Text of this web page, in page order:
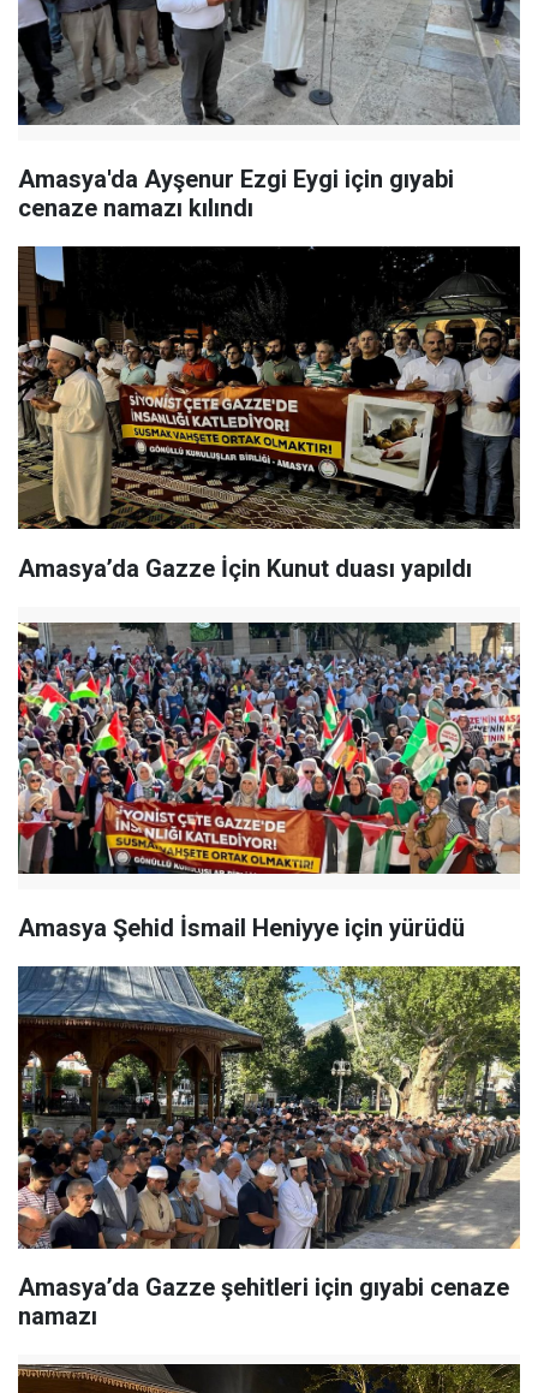
Amasya'da Ayşenur Ezgi Eygi için gıyabi
cenaze namazı kılındı
Amasya’da Gazze İçin Kunut duası yapıldı
Amasya Şehid İsmail Heniyye için yürüdü
Amasya’da Gazze şehitleri için gıyabi cenaze
namazı